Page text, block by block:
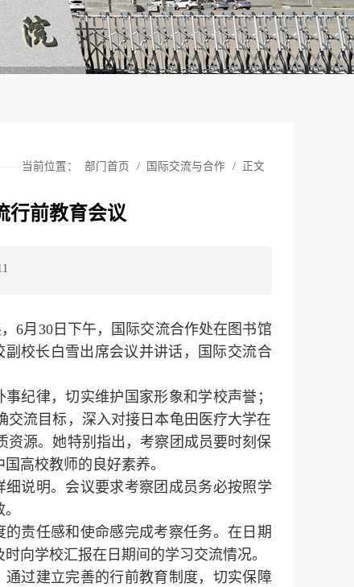
当前位置： 部门首页 / 国际交流与合作 / 正文
行前教育会议
6月30日下午，国际交流合作处在图书馆
校长白雪出席会议并讲话，国际交流合
纪律，切实维护国家形象和学校声誉；
流目标，深入对接日本龟田医疗大学在
资源。她特别指出，考察团成员要时刻保
高校教师的良好素养。
说明。会议要求考察团成员务必按照学
责任感和使命感完成考察任务。在日期
向学校汇报在日期间的学习交流情况。
过建立完善的行前教育制度，切实保障